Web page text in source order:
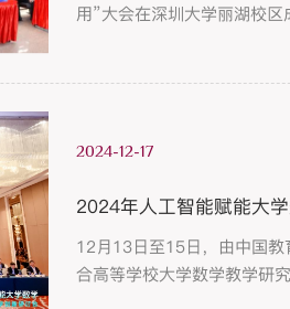
用”大会在深圳大学丽湖校区
2024-12-17
2024年人工智能赋能大
12月13日至15日，由中国
合高等学校大学数学教学研